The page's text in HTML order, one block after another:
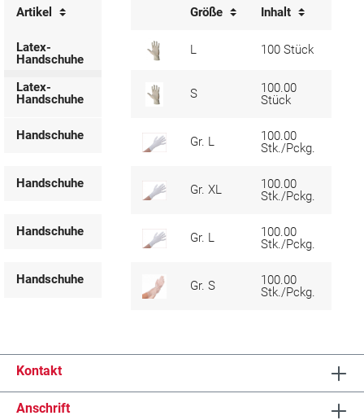
Artikel Größe Inhalt
Latex-
Handschuhe
L 100 Stück
Latex-
Handschuhe
S
100.00
Stück
Handschuhe Gr. L
100.00
Stk./Pckg.
Handschuhe Gr. XL
100.00
Stk./Pckg.
Handschuhe Gr. L
100.00
Stk./Pckg.
Handschuhe Gr. S
100.00
Stk./Pckg.
Kontakt
Anschrift